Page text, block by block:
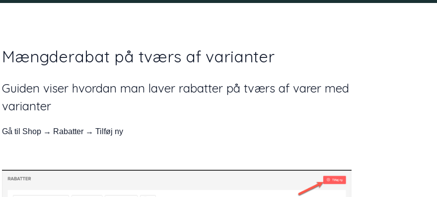
Mængderabat på tværs af varianter
Guiden viser hvordan man laver rabatter på tværs af varer med
varianter
Gå til Shop → Rabatter → Tilføj ny